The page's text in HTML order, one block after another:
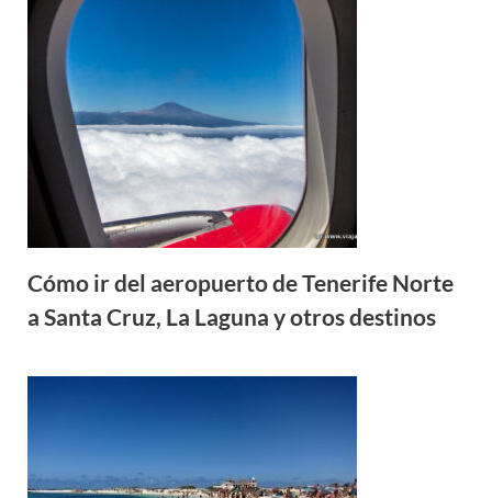
Cómo ir del aeropuerto de Tenerife Norte
a Santa Cruz, La Laguna y otros destinos